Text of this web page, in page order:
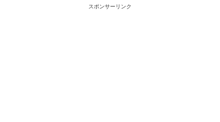
スポンサーリンク